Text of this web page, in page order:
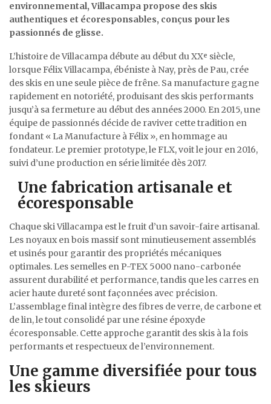
environnemental, Villacampa propose des skis
authentiques et écoresponsables, conçus pour les
passionnés de glisse.
L’histoire de Villacampa débute au début du XXᵉ siècle,
lorsque Félix Villacampa, ébéniste à Nay, près de Pau, crée
des skis en une seule pièce de frêne. Sa manufacture gagne
rapidement en notoriété, produisant des skis performants
jusqu’à sa fermeture au début des années 2000. En 2015, une
équipe de passionnés décide de raviver cette tradition en
fondant « La Manufacture à Félix », en hommage au
fondateur. Le premier prototype, le FLX, voit le jour en 2016,
suivi d’une production en série limitée dès 2017.
Une fabrication artisanale et
écoresponsable
Chaque ski Villacampa est le fruit d’un savoir-faire artisanal.
Les noyaux en bois massif sont minutieusement assemblés
et usinés pour garantir des propriétés mécaniques
optimales. Les semelles en P-TEX 5000 nano-carbonée
assurent durabilité et performance, tandis que les carres en
acier haute dureté sont façonnées avec précision.
L’assemblage final intègre des fibres de verre, de carbone et
de lin, le tout consolidé par une résine époxyde
écoresponsable. Cette approche garantit des skis à la fois
performants et respectueux de l’environnement.
Une gamme diversifiée pour tous
les skieurs